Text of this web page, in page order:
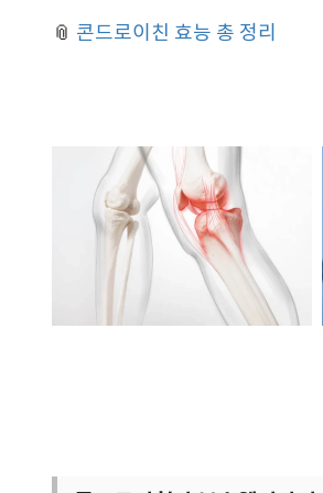
📎 콘드로이친 효능 총 정리